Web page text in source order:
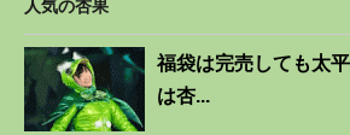
人気の杏果
福袋は完売しても太
は杏...